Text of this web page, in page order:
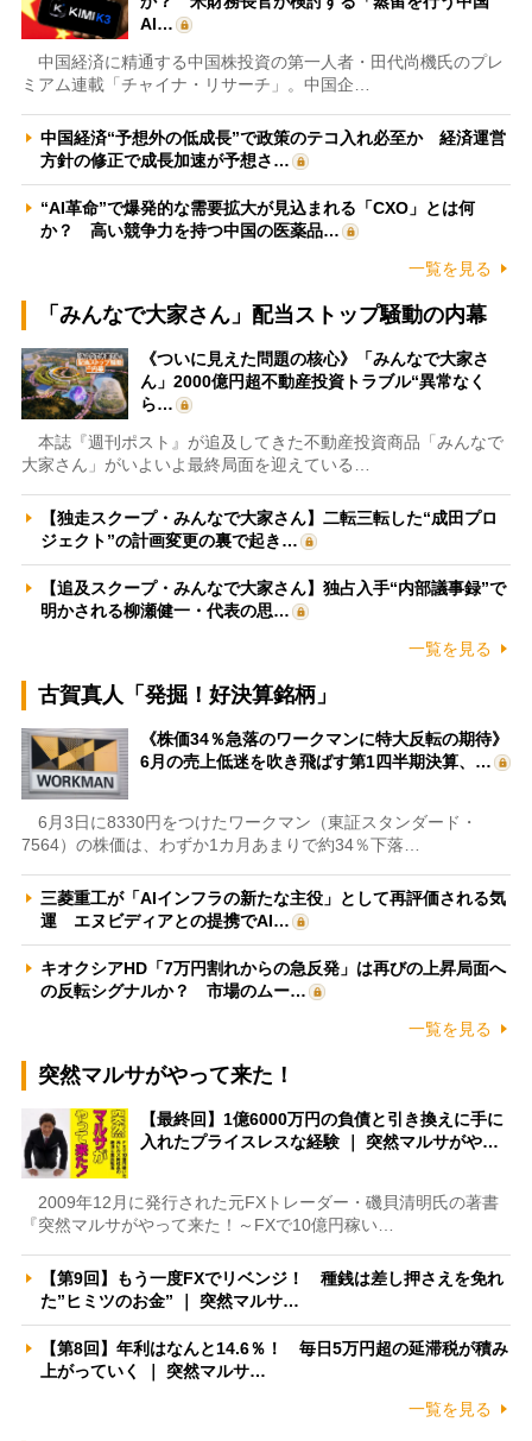
AI…
中国経済に精通する中国株投資の第一人者・田代尚機氏のプレ
ミアム連載「チャイナ・リサーチ」。中国企…
中国経済“予想外の低成長”で政策のテコ入れ必至か 経済運営
方針の修正で成長加速が予想さ…
“AI革命”で爆発的な需要拡大が見込まれる「CXO」とは何
か？ 高い競争力を持つ中国の医薬品…
一覧を見る
「みんなで大家さん」配当ストップ騒動の内幕
《ついに見えた問題の核心》「みんなで大家さ
ん」2000億円超不動産投資トラブル“異常なく
ら…
本誌『週刊ポスト』が追及してきた不動産投資商品「みんなで
大家さん」がいよいよ最終局面を迎えている…
【独走スクープ・みんなで大家さん】二転三転した“成田プロ
ジェクト”の計画変更の裏で起き…
【追及スクープ・みんなで大家さん】独占入手“内部議事録”で
明かされる柳瀬健一・代表の思…
一覧を見る
古賀真人「発掘！好決算銘柄」
《株価34％急落のワークマンに特大反転の期待》
6月の売上低迷を吹き飛ばす第1四半期決算、…
6月3日に8330円をつけたワークマン（東証スタンダード・
7564）の株価は、わずか1カ月あまりで約34％下落…
三菱重工が「AIインフラの新たな主役」として再評価される気
運 エヌビディアとの提携でAI…
キオクシアHD「7万円割れからの急反発」は再びの上昇局面へ
の反転シグナルか？ 市場のムー…
一覧を見る
突然マルサがやって来た！
【最終回】1億6000万円の負債と引き換えに手に
入れたプライスレスな経験 ｜ 突然マルサがや…
2009年12月に発行された元FXトレーダー・磯貝清明氏の著書
『突然マルサがやって来た！～FXで10億円稼い…
【第9回】もう一度FXでリベンジ！ 種銭は差し押さえを免れ
た”ヒミツのお金” ｜ 突然マルサ…
【第8回】年利はなんと14.6％！ 毎日5万円超の延滞税が積み
上がっていく ｜ 突然マルサ…
一覧を見る